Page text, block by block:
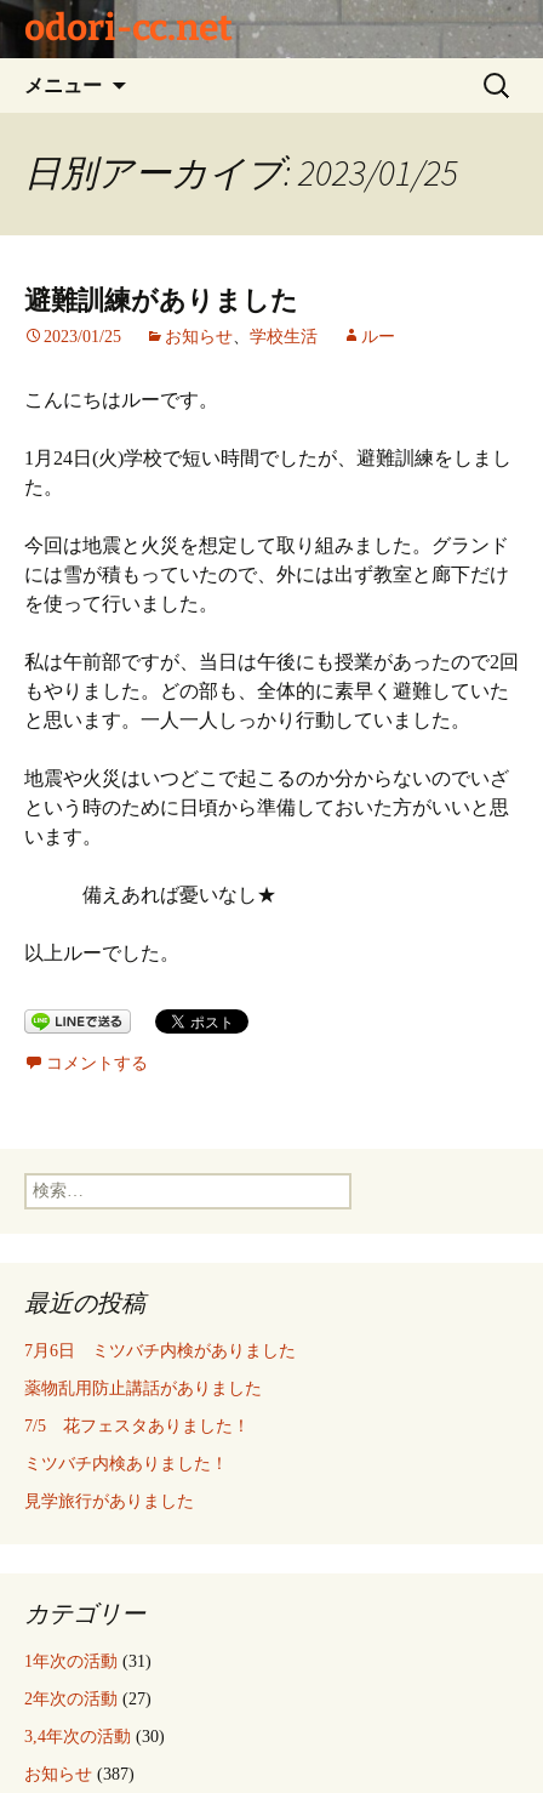
odori-cc.net
メニュー
ン
ッ
検
索:
日別アーカイブ: 2023/01/25
避難訓練がありました
2023/01/25 お知らせ、 学校生活 ルー
こんにちはルーです。
1月24日(火)学校で短い時間でしたが、避難訓練をしまし
た。
今回は地震と火災を想定して取り組みました。グランド
には雪が積もっていたので、外には出ず教室と廊下だけ
を使って行いました。
私は午前部ですが、当日は午後にも授業があったので2回
もやりました。どの部も、全体的に素早く避難していた
と思います。一人一人しっかり行動していました。
地震や火災はいつどこで起こるのか分からないのでいざ
という時のために日頃から準備しておいた方がいいと思
います。
備えあれば憂いなし★
以上ルーでした。
コメントする
検
索:
最近の投稿
7月6日 ミツバチ内検がありました
薬物乱用防止講話がありました
7/5 花フェスタありました！
ミツバチ内検ありました！
見学旅行がありました
カテゴリー
1年次の活動 (31)
2年次の活動 (27)
3,4年次の活動 (30)
お知らせ (387)